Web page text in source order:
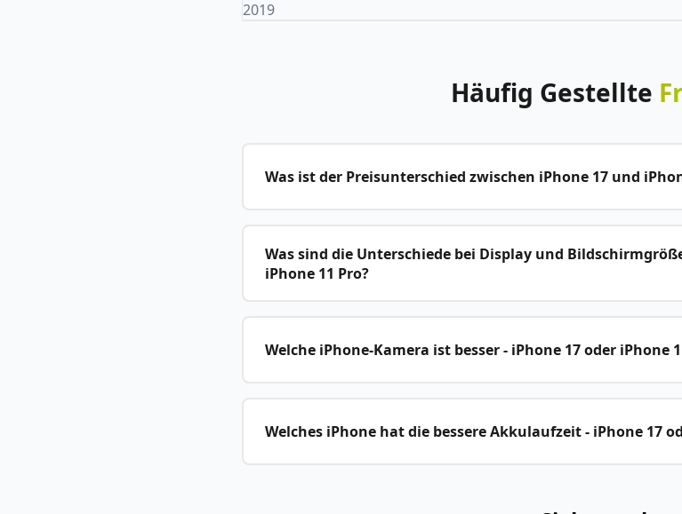
2019
Häufig Gestellte
Was ist der Preisunterschied zwischen iPhone 17 und
Was sind die Unterschiede bei Display und
iPhone 11 Pro?
Welche iPhone-Kamera ist besser - iPhone 17 oder iPhone
Welches iPhone hat die bessere Akkulaufzeit - iPhone 17